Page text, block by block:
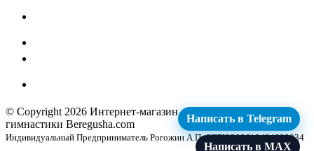
© Copyright 2026 Интернет-магазин для художественной
гимнастики Beregusha.com
Индивидуальный Предприниматель Рогожин А.П. ОГРН 309619424000034
Написать в Telegram
Написать в MAX